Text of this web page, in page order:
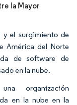
la Mayor
y el surgimiento de
América del Norte
de software de
en la nube.
organización
en la nube en la